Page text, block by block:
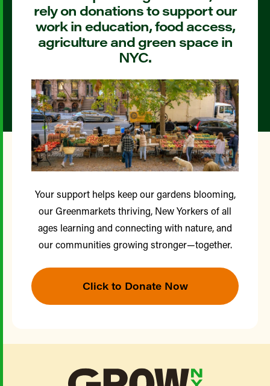
rely on donations to support our
work in education, food access,
agriculture and green space in
NYC.
Your support helps keep our gardens blooming,
our Greenmarkets thriving, New Yorkers of all
ages learning and connecting with nature, and
our communities growing stronger—together.
Click to Donate Now